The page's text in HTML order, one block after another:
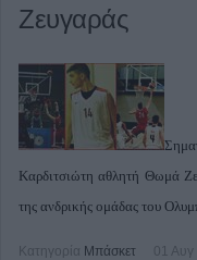
Ζευγαράς
Καρδιτσιώτη αθλητή Θωμά
της ανδρικής ομάδας του
Κατηγορία Μπάσκετ 01